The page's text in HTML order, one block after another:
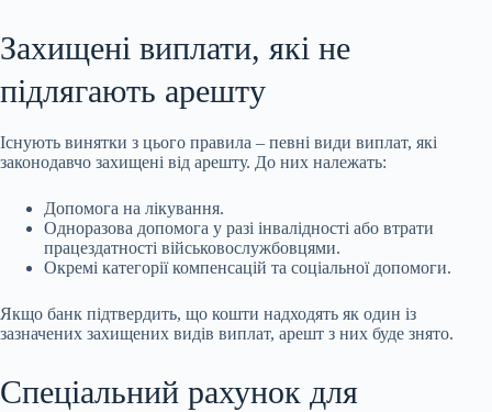
Захищені виплати, які не
підлягають арешту
Існують винятки з цього правила – певні види виплат, які
законодавчо захищені від арешту. До них належать:
Допомога на лікування.
Одноразова допомога у разі інвалідності або втрати
працездатності військовослужбовцями.
Окремі категорії компенсацій та соціальної допомоги.
Якщо банк підтвердить, що кошти надходять як один із
зазначених захищених видів виплат, арешт з них буде знято.
Спеціальний рахунок для